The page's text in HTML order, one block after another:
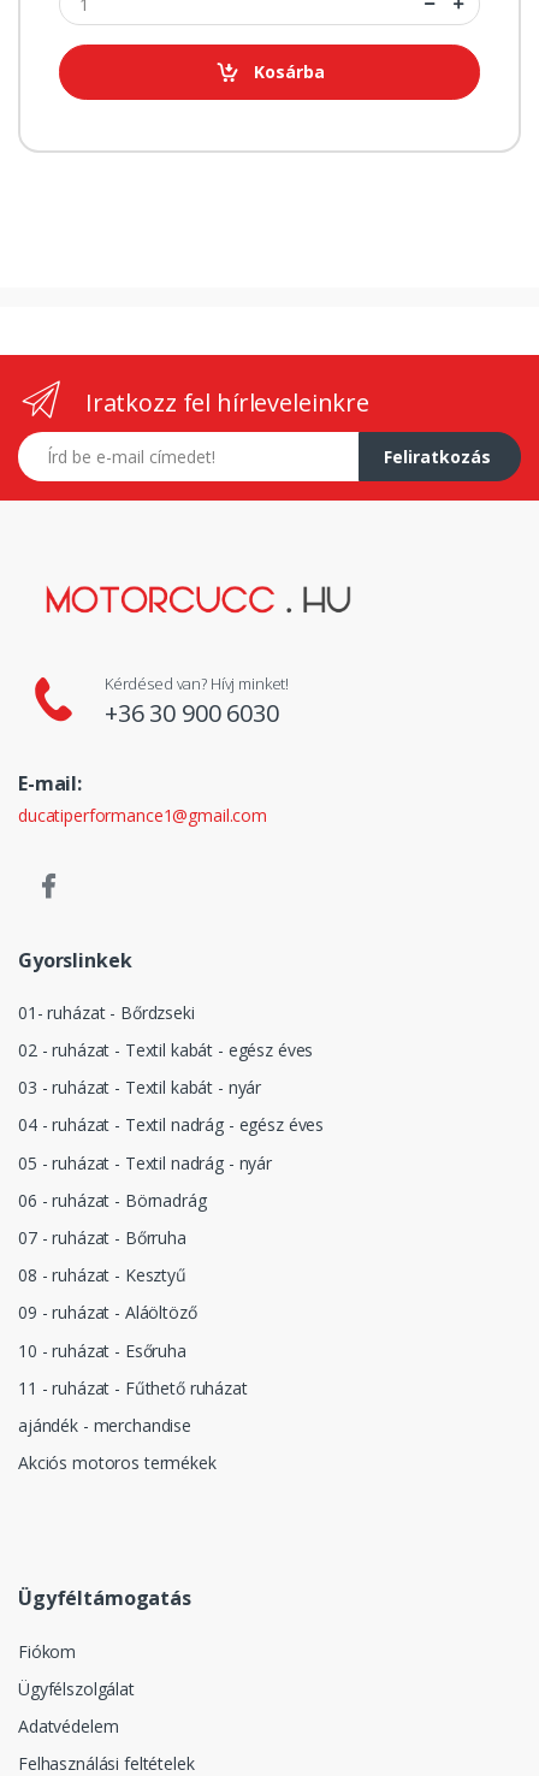
Kosárba
Iratkozz fel hírleveleinkre
E-mail címed
Feliratkozás
Kérdésed van? Hívj minket!
+36 30 900 6030
E-mail:
ducatiperformance1@gmail.com
Gyorslinkek
01- ruházat - Bőrdzseki
02 - ruházat - Textil kabát - egész éves
03 - ruházat - Textil kabát - nyár
04 - ruházat - Textil nadrág - egész éves
05 - ruházat - Textil nadrág - nyár
06 - ruházat - Börnadrág
07 - ruházat - Bőrruha
08 - ruházat - Kesztyű
09 - ruházat - Aláöltöző
10 - ruházat - Esőruha
11 - ruházat - Fűthető ruházat
ajándék - merchandise
Akciós motoros termékek
Ügyféltámogatás
Fiókom
Ügyfélszolgálat
Adatvédelem
Felhasználási feltételek